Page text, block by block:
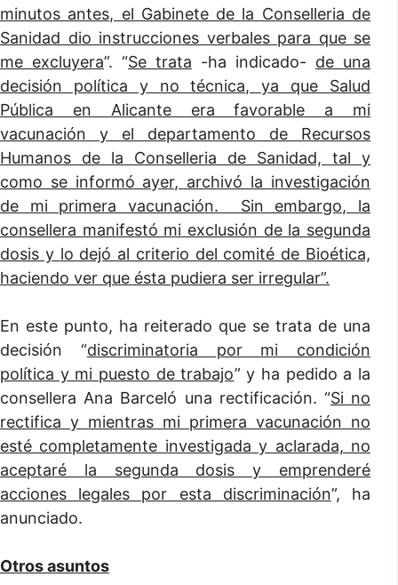
minutos antes, el Gabinete de la Conselleria de
Sanidad dio instrucciones verbales para que se
me excluyera”. “Se trata -ha indicado- de una
decisión política y no técnica, ya que Salud
Pública en Alicante era favorable a mi
vacunación y el departamento de Recursos
Humanos de la Conselleria de Sanidad, tal y
como se informó ayer, archivó la investigación
de mi primera vacunación. Sin embargo, la
consellera manifestó mi exclusión de la segunda
dosis y lo dejó al criterio del comité de Bioética,
haciendo ver que ésta pudiera ser irregular”.
En este punto, ha reiterado que se trata de una
decisión “discriminatoria por mi condición
política y mi puesto de trabajo” y ha pedido a la
consellera Ana Barceló una rectificación. “Si no
rectifica y mientras mi primera vacunación no
esté completamente investigada y aclarada, no
aceptaré la segunda dosis y emprenderé
acciones legales por esta discriminación”, ha
anunciado.
Otros asuntos